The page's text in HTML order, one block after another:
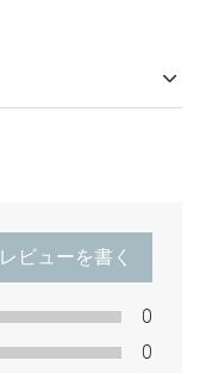
レビューを書く
0
0